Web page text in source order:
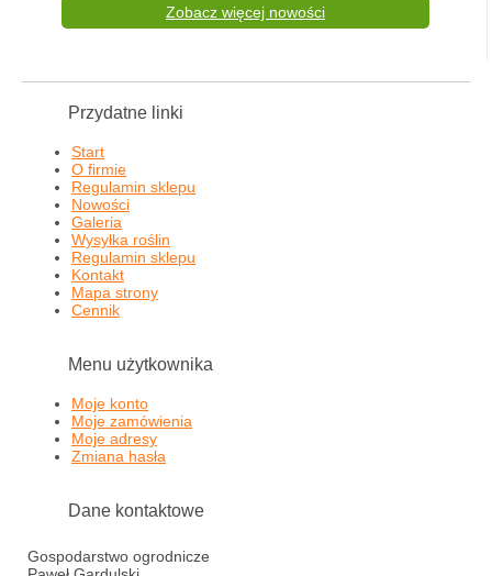
Zobacz więcej nowości
Przydatne linki
Start
O firmie
Regulamin sklepu
Nowości
Galeria
Wysyłka roślin
Regulamin sklepu
Kontakt
Mapa strony
Cennik
Menu użytkownika
Moje konto
Moje zamówienia
Moje adresy
Zmiana hasła
Dane kontaktowe
Gospodarstwo ogrodnicze